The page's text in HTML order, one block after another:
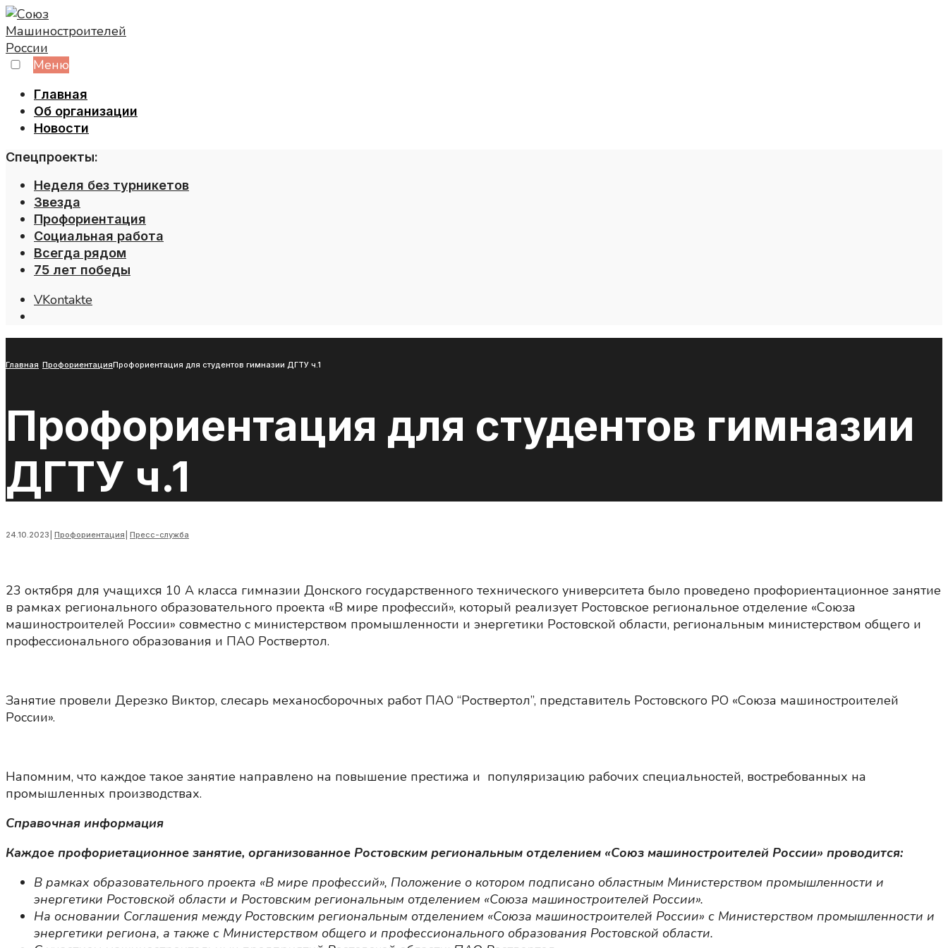
Skip
to
content
Меню
Главная
Об организации
Новости
Спецпроекты:
Неделя без турникетов
Звезда
Профориентация
Социальная работа
Всегда рядом
75 лет победы
VKontakte
Главная ПрофориентацияПрофориентация для студентов гимназии ДГТУ ч.1
Профориентация для студентов гимназии
ДГТУ ч.1
24.10.2023 Профориентация Пресс-служба
23 октября для учащихся 10 А класса гимназии Донского государственного технического университета было проведено профориентационное занятие
в рамках регионального образовательного проекта «В мире профессий», который реализует Ростовское региональное отделение «Союза
машиностроителей России» совместно с министерством промышленности и энергетики Ростовской области, региональным министерством общего и
профессионального образования и ПАО Роствертол.
Занятие провели Дерезко Виктор, слесарь механосборочных работ ПАО “Роствертол”, представитель Ростовского РО «Союза машиностроителей
России».
Напомним, что каждое такое занятие направлено на повышение престижа и популяризацию рабочих специальностей, востребованных на
промышленных производствах.
Справочная информация
Каждое профориетационное занятие, организованное Ростовским региональным отделением «Союз машиностроителей России» проводится:
В рамках образовательного проекта «В мире профессий», Положение о котором подписано областным Министерством промышленности и
энергетики Ростовской области и Ростовским региональным отделением «Союза машиностроителей России».
На основании Соглашения между Ростовским региональным отделением «Союза машиностроителей России» с Министерством промышленности и
энергетики региона, а также с Министерством общего и профессионального образования Ростовской области.